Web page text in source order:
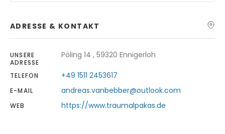
ADRESSE & KONTAKT
UNSERE
ADRESSE
Pöling 14 , 59320 Ennigerloh
TELEFON +49 1511 2453617
E-MAIL andreas.vanbebber@outlook.com
WEB https://www.traumalpakas.de